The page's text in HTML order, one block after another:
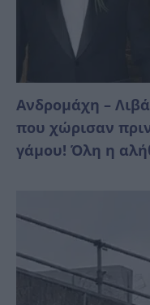
Ανδρομάχη –
που χώρισαν
γάμου! Όλη η